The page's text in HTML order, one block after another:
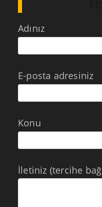
Adınız
E-posta adresiniz
Konu
İletiniz (tercihe